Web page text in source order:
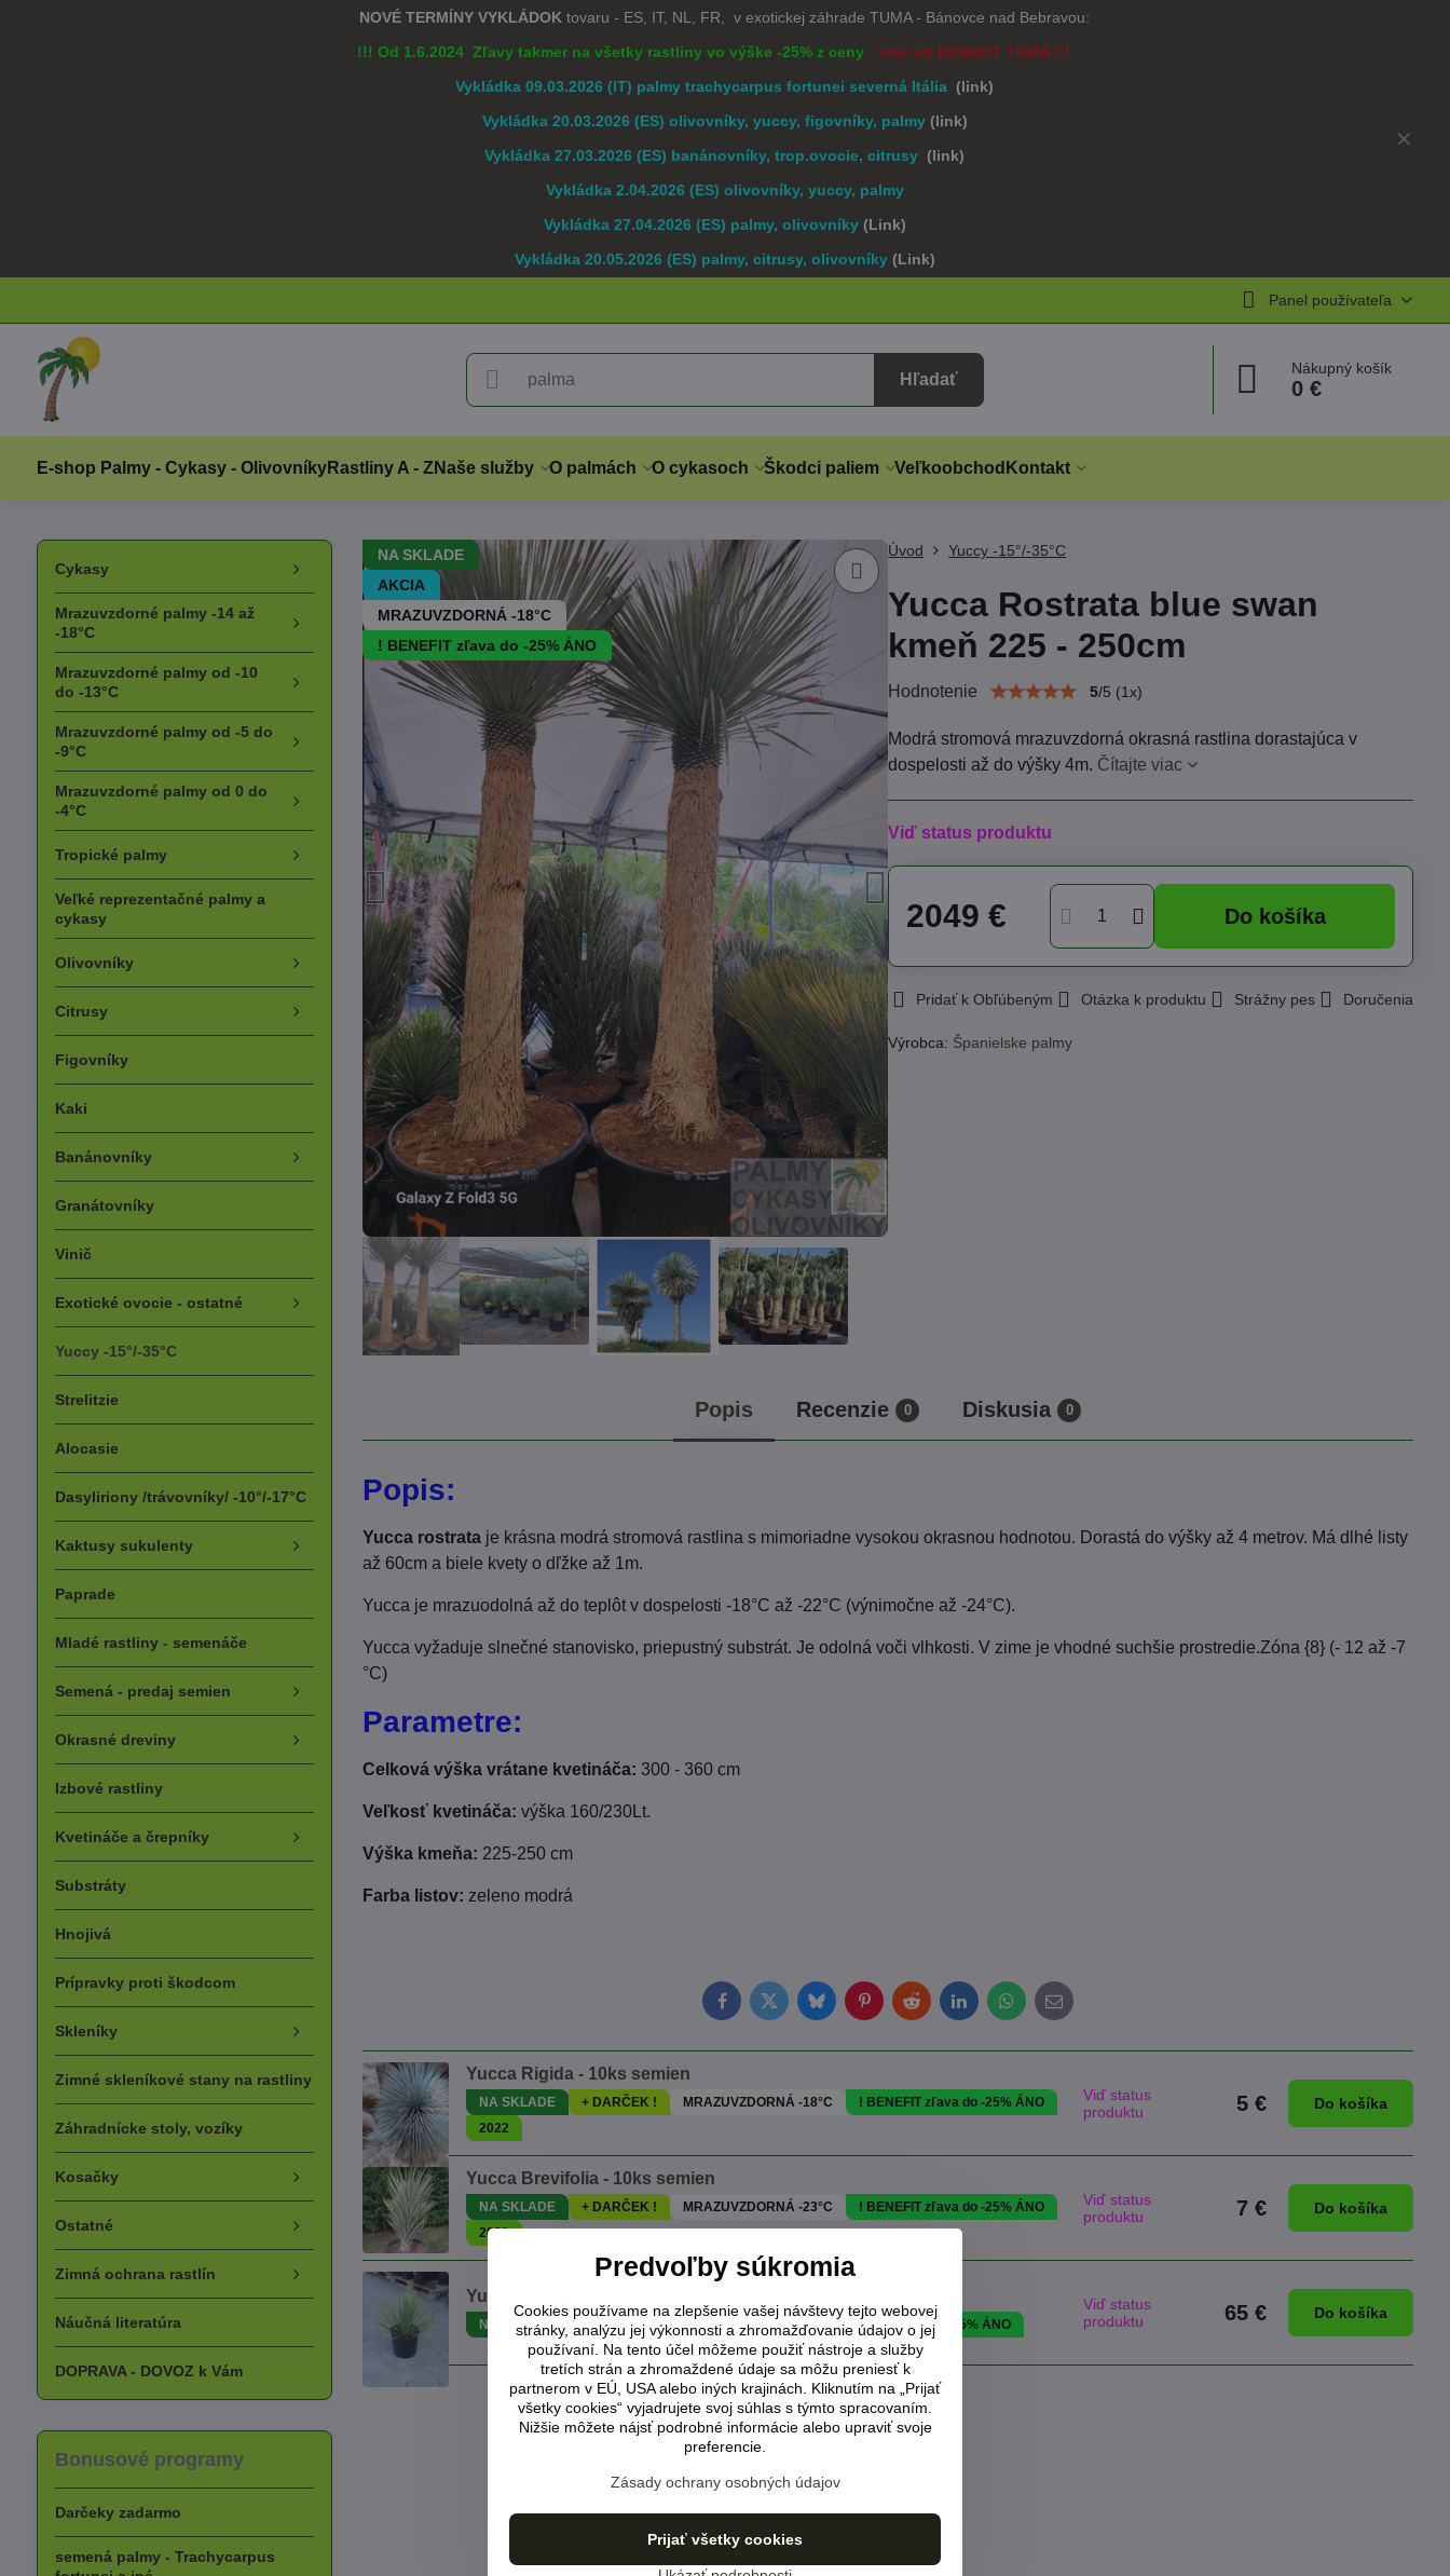
✕
NOVÉ TERMÍNY VYKLÁDOK tovaru - ES, IT, NL, FR, v exotickej záhrade TUMA - Bánovce nad Bebravou:
!!! Od 1.6.2024 Zľavy takmer na všetky rastliny vo výške -25% z ceny- viac viz BENEFIT TUMA !!!
Vykládka 09.03.2026 (IT) palmy trachycarpus fortunei severná Itália(link)
Vykládka 20.03.2026 (ES) olivovníky, yuccy, figovníky, palmy (link)
Vykládka 27.03.2026 (ES) banánovníky, trop.ovocie, citrusy(link)
Vykládka 2.04.2026 (ES) olivovníky, yuccy, palmy
Vykládka 27.04.2026 (ES) palmy, olivovníky (Link)
Vykládka 20.05.2026 (ES) palmy, citrusy, olivovníky (Link)
Panel používateľa
Hľadať
Nákupný košík
0 €
E-shop Palmy - Cykasy - OlivovníkyRastliny A - ZNaše služby O palmách O cykasoch Škodci paliem Veľkoobchod Kontakt
NA SKLADE
AKCIA
MRAZUVZDORNÁ -18°C
! BENEFIT zľava do -25% ÁNO
Úvod Yuccy -15°/-35°C
Yucca Rostrata blue swan
kmeň 225 - 250cm
Hodnotenie 5/5 (1x)
Modrá stromová mrazuvzdorná okrasná rastlina dorastajúca v
dospelosti až do výšky 4m. Čítajte viac
Viď status produktu
2049 € Do košíka
Pridať k Obľúbeným Otázka k produktu Strážny pes Doručenia
Výrobca: Španielske palmy
Popis Recenzie 0 Diskusia 0
Popis:
Yucca rostrata je krásna modrá stromová rastlina s mimoriadne vysokou okrasnou hodnotou. Dorastá do výšky až 4 metrov. Má dlhé listy
až 60cm a biele kvety o dľžke až 1m.
Yucca je mrazuodolná až do teplôt v dospelosti -18°C až -22°C (výnimočne až -24°C).
Yucca vyžaduje slnečné stanovisko, priepustný substrát. Je odolná voči vlhkosti. V zime je vhodné suchšie prostredie.Zóna {8} (- 12 až -7
°C)
Parametre:
Celková výška vrátane kvetináča:300 - 360 cm
Veľkosť kvetináča: výška 160/230Lt.
Výška kmeňa: 225-250 cm
Farba listov: zeleno modrá
FacebookTwitterBlueskyPinterestRedditLinkedInWhatsApp
E-
mail
Yucca Rigida - 10ks semien
NA SKLADE + DARČEK ! MRAZUVZDORNÁ -18°C
! BENEFIT zľava do -25% ÁNO
2022
Viď status
produktu
5 € Do košíka
Yucca Brevifolia - 10ks semien
NA SKLADE + DARČEK ! MRAZUVZDORNÁ -23°C
! BENEFIT zľava do -25% ÁNO
2023
Viď status
produktu
7 € Do košíka
Yucca Rostrata výška 50-60cm
NA SKLADE AKCIA MRAZUVZDORNÁ -18°C ! BENEFIT zľava do -25% ÁNO
Viď status
produktu
65 € Do košíka
Cykasy
Mrazuvzdorné palmy -14 až
-18°C
Mrazuvzdorné palmy od -10
do -13°C
Mrazuvzdorné palmy od -5 do
-9°C
Mrazuvzdorné palmy od 0 do
-4°C
Tropické palmy
Veľké reprezentačné palmy a
cykasy
Olivovníky
Citrusy
Figovníky
Kaki
Banánovníky
Granátovníky
Vinič
Exotické ovocie - ostatné
Yuccy -15°/-35°C
Strelitzie
Alocasie
Dasyliriony /trávovníky/ -10°/-17°C
Kaktusy sukulenty
Paprade
Mladé rastliny - semenáče
Semená - predaj semien
Okrasné dreviny
Izbové rastliny
Kvetináče a črepníky
Substráty
Hnojivá
Prípravky proti škodcom
Skleníky
Zimné skleníkové stany na rastliny
Záhradnícke stoly, vozíky
Kosačky
Ostatné
Zimná ochrana rastlín
Náučná literatúra
DOPRAVA - DOVOZ k Vám
Bonusové programy
Darčeky zadarmo
semená palmy - Trachycarpus
Predvoľby súkromia
Cookies používame na zlepšenie vašej návštevy tejto webovej
stránky, analýzu jej výkonnosti a zhromažďovanie údajov o jej
používaní. Na tento účel môžeme použiť nástroje a služby
tretích strán a zhromaždené údaje sa môžu preniesť k
partnerom v EÚ, USA alebo iných krajinách. Kliknutím na „Prijať
všetky cookies“ vyjadrujete svoj súhlas s týmto spracovaním.
Nižšie môžete nájsť podrobné informácie alebo upraviť svoje
preferencie.
Zásady ochrany osobných údajov
Prijať všetky cookies